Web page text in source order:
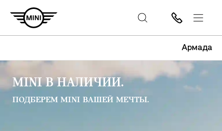
Армада
MINI В НАЛИЧИИ.
ПОДБЕРЕМ MINI ВАШЕЙ МЕЧТЫ.